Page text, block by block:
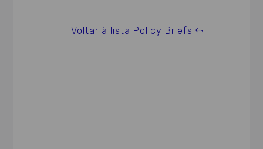
Voltar à lista Policy Briefs